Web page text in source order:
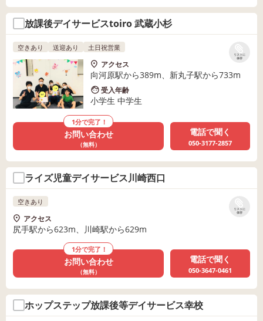
放課後デイサービスtoiro 武蔵小杉
リストに
保存
空きあり 送迎あり 土日祝営業
アクセス
向河原駅から389m、新丸子駅から733m
受入年齢
小学生 中学生
1分で完了！
お問い合わせ
（無料）
電話で聞く
050-3177-2857
ライズ児童デイサービス川崎西口
リストに
保存
空きあり
アクセス
尻手駅から623m、川崎駅から629m
1分で完了！
お問い合わせ
（無料）
電話で聞く
050-3647-0461
ホップステップ放課後等デイサービス幸校